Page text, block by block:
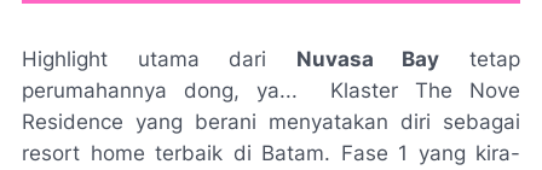
Highlight utama dari Nuvasa Bay tetap
perumahannya dong, ya... KlasterThe Nove
Residence yang berani menyatakan diri sebagai
resort home terbaik di Batam. Fase 1 yang kira-